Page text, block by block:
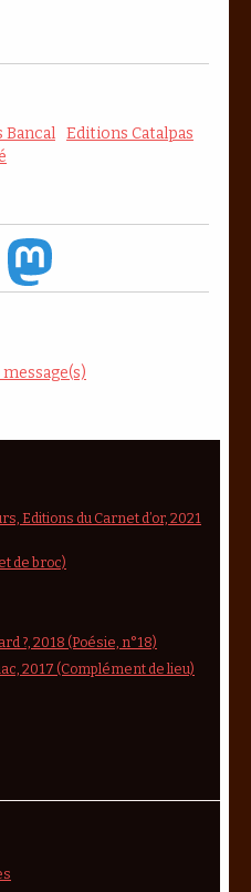
Bancal Editions Catalpas
Editions du Carnet d’or, 2021
de broc)
?, 2018 (Poésie, n°18)
2017 (Complément de lieu)